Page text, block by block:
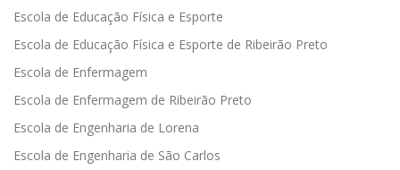
Escola de Educação Física e Esporte
Escola de Educação Física e Esporte de Ribeirão Preto
Escola de Enfermagem
Escola de Enfermagem de Ribeirão Preto
Escola de Engenharia de Lorena
Escola de Engenharia de São Carlos